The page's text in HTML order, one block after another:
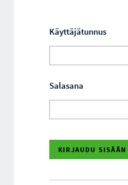
Käyttäjätunnus
Salasana